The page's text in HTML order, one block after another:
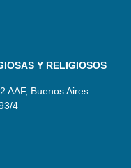
Y RELIGIOSOS
AAF, Buenos Aires.
4